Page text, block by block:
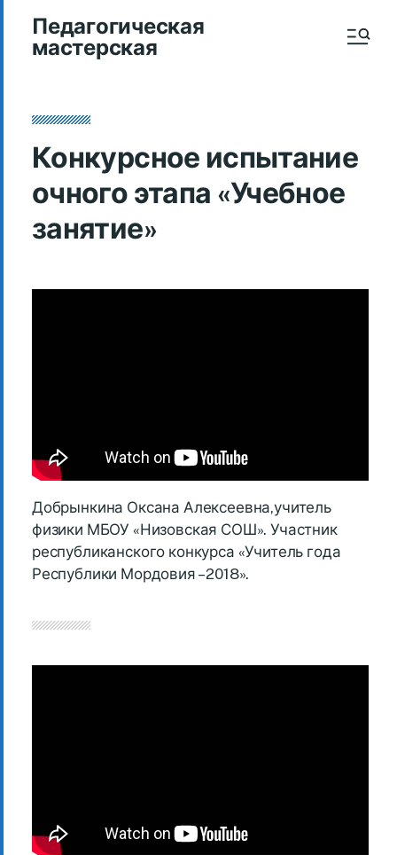
Педагогическая
мастерская
Конкурсное испытание
очного этапа «Учебное
занятие»
Добрынкина Оксана Алексеевна,учитель
физики МБОУ «Низовская СОШ». Участник
республиканского конкурса «Учитель года
Республики Мордовия – 2018».